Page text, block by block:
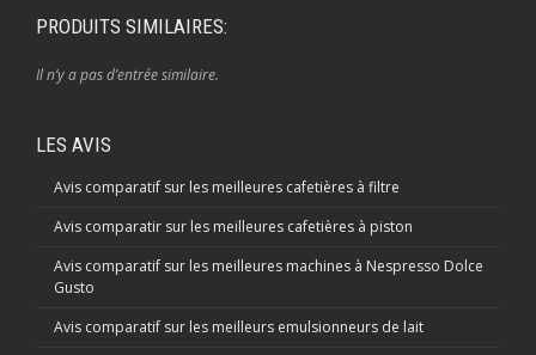
PRODUITS SIMILAIRES:
Il n’y a pas d’entrée similaire.
LES AVIS
Avis comparatif sur les meilleures cafetières à filtre
Avis comparatir sur les meilleures cafetières à piston
Avis comparatif sur les meilleures machines à Nespresso Dolce
Gusto
Avis comparatif sur les meilleurs emulsionneurs de lait